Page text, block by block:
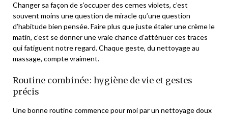
Changer sa façon de s’occuper des cernes violets, c’est
souvent moins une question de miracle qu’une question
d’habitude bien pensée. Faire plus que juste étaler une crème le
matin, c’est se donner une vraie chance d’atténuer ces traces
qui fatiguent notre regard. Chaque geste, du nettoyage au
massage, compte vraiment.
Routine combinée : hygiène de vie et gestes
précis
Une bonne routine commence pour moi par un nettoyage doux